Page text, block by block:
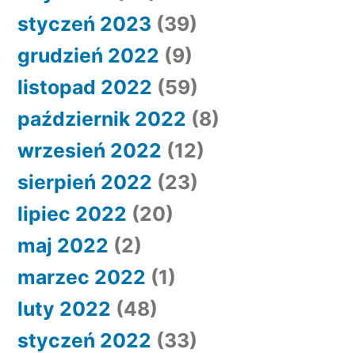
styczeń 2023 (39)
grudzień 2022 (9)
listopad 2022 (59)
październik 2022 (8)
wrzesień 2022 (12)
sierpień 2022 (23)
lipiec 2022 (20)
maj 2022 (2)
marzec 2022 (1)
luty 2022 (48)
styczeń 2022 (33)